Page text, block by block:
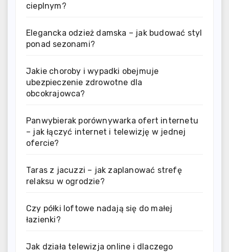
cieplnym?
Elegancka odzież damska – jak budować styl
ponad sezonami?
Jakie choroby i wypadki obejmuje
ubezpieczenie zdrowotne dla
obcokrajowca?
Panwybierak porównywarka ofert internetu
– jak łączyć internet i telewizję w jednej
ofercie?
Taras z jacuzzi – jak zaplanować strefę
relaksu w ogrodzie?
Czy półki loftowe nadają się do małej
łazienki?
Jak działa telewizja online i dlaczego